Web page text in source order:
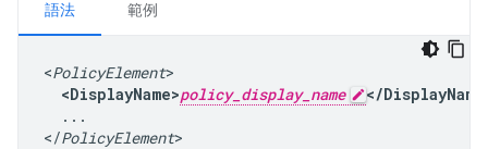
語法 範例
<PolicyElement>
<DisplayName>policy_display_name
</
  ...
</PolicyElement>